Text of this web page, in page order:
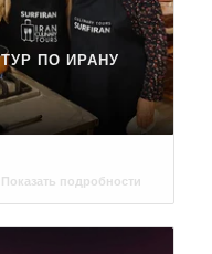
ПО ИРАНУ
Показать подробности